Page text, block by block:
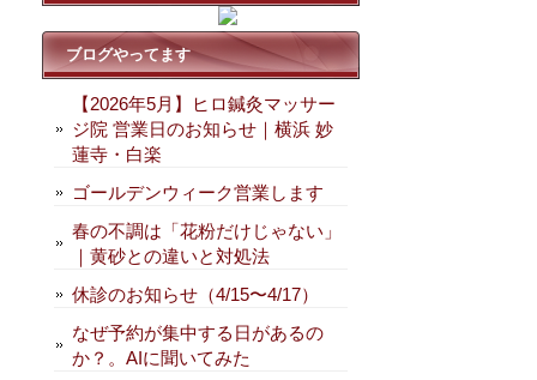
ブログやってます
【2026年5月】ヒロ鍼灸マッサー
ジ院 営業日のお知らせ｜横浜 妙
蓮寺・白楽
ゴールデンウィーク営業します
春の不調は「花粉だけじゃない」
｜黄砂との違いと対処法
休診のお知らせ（4/15〜4/17）
なぜ予約が集中する日があるの
か？。AIに聞いてみた